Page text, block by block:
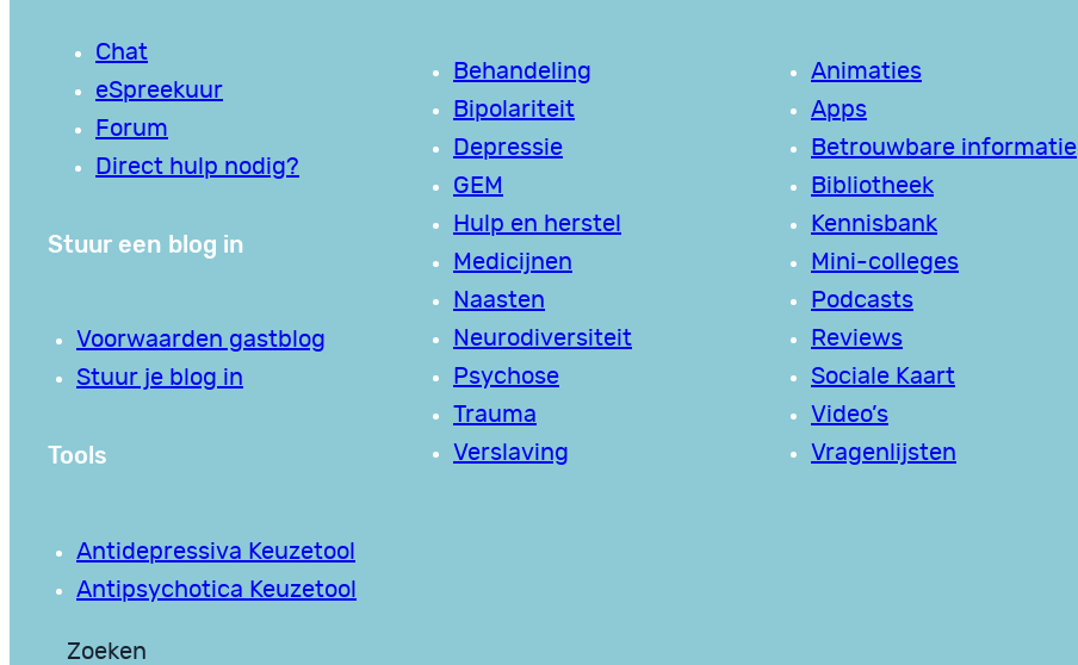
Chat
eSpreekuur
Forum
Direct hulp nodig?
Stuur een blog in
Voorwaarden gastblog
Stuur je blog in
Tools
Antidepressiva Keuzetool
Antipsychotica Keuzetool
Behandeling
Bipolariteit
Depressie
GEM
Hulp en herstel
Medicijnen
Naasten
Neurodiversiteit
Psychose
Trauma
Verslaving
Animaties
Apps
Betrouwbare informatie
Bibliotheek
Kennisbank
Mini-colleges
Podcasts
Reviews
Sociale Kaart
Video’s
Vragenlijsten
Zoeken